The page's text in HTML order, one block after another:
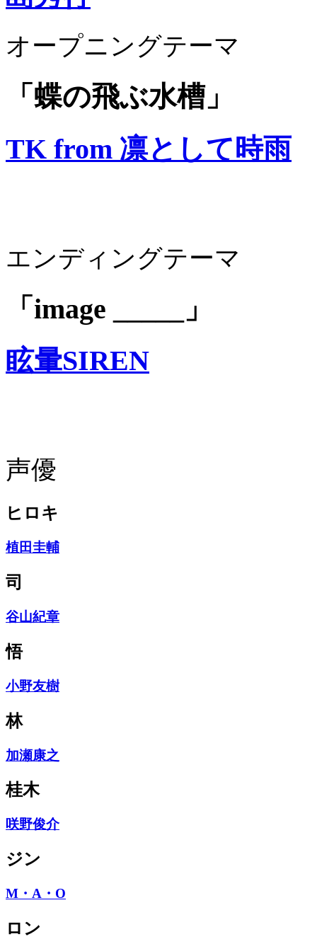
オープニングテーマ
「蝶の飛ぶ水槽」
TK from 凛として時雨
エンディングテーマ
「image _____」
眩暈SIREN
声優
ヒロキ
植田圭輔
司
谷山紀章
悟
小野友樹
林
加瀬康之
桂木
咲野俊介
ジン
M・A・O
ロン